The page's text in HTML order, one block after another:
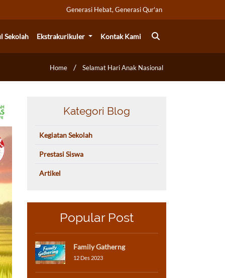
Generasi Hebat, Generasi Qur'an
Sekolah Ekstrakurikuler Kontak Kami
Home / Selamat Hari Anak Nasional
Kategori Blog
Kegiatan Sekolah
Prestasi Siswa
Artikel
Popular Post
Family Gatherng
12 Des 2023